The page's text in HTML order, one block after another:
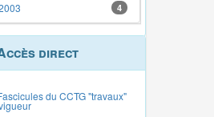
4
direct
du CCTG "travaux"